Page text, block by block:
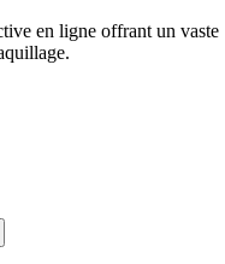
en ligne offrant un vaste